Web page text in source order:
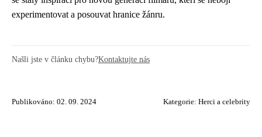
experimentovat a posouvat hranice žánru.
Našli jste v článku chybu?Kontaktujte nás
Publikováno: 02. 09. 2024 Kategorie: Herci a celebrity